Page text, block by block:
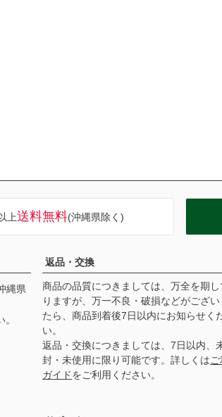
上送料無料(沖縄県除く)
縄県
返品・交換
商品の品質につきましては、万全を期し
りますが、万一不良・破損などがござい
たら、商品到着後7日以内にお知らせく
い。
返品・交換につきましては、7日以内、
封・未使用に限り可能です。詳しくは
ガイドをご利用ください。